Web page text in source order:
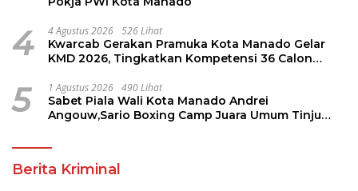
4 4 Agustus 2026 526 Lihat
Kwarcab Gerakan Pramuka Kota Manado Gelar
KMD 2026, Tingkatkan Kompetensi 36 Calon
5 1 Agustus 2026 490 Lihat
Sabet Piala Wali Kota Manado Andrei
Angouw,Sario Boxing Camp Juara Umum Tinju
Berita Kriminal